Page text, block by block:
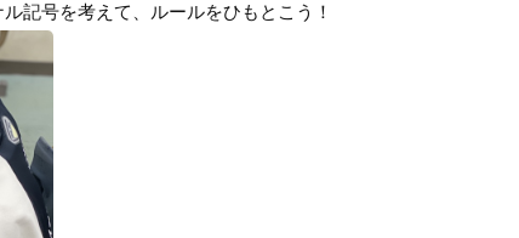
記号を考えて、ルールをひもとこう！